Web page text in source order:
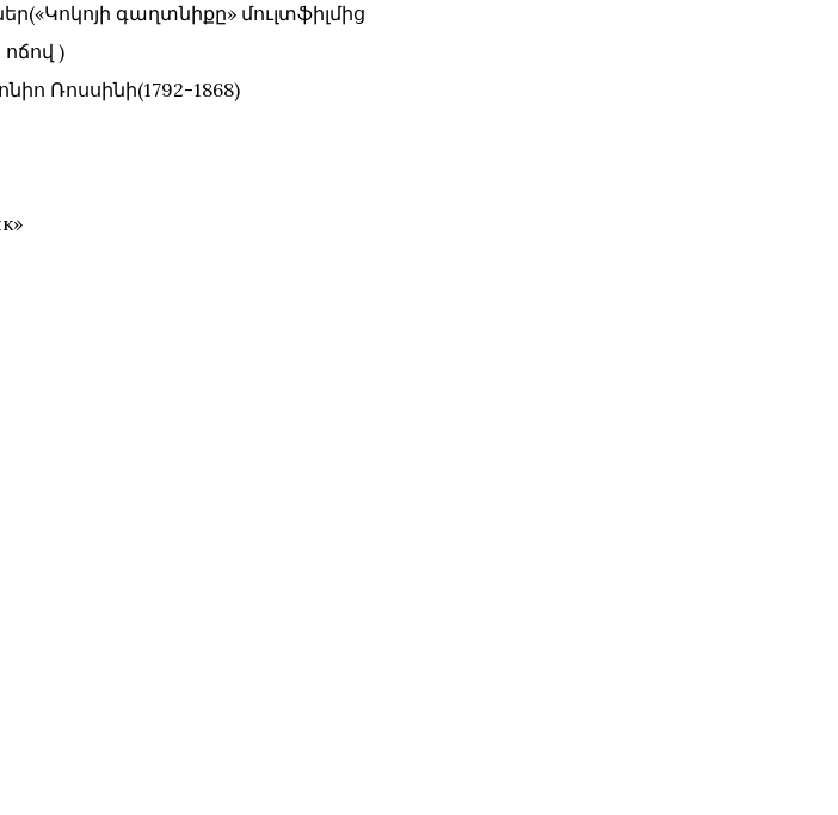
գաղտնիքը» մուլտֆիլմից
)
Ռոսսինի(1792-1868)